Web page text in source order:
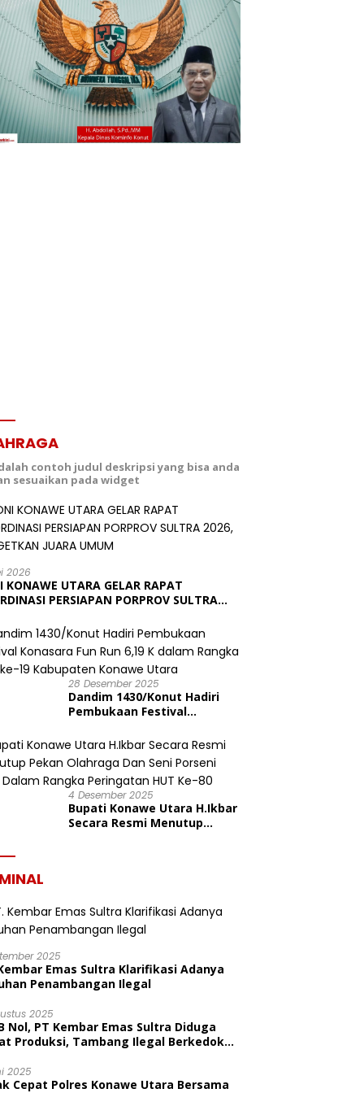
contoh judul deskripsi yang bisa anda
sesuaikan pada widget
2026
KONAWE UTARA GELAR RAPAT
PERSIAPAN PORPROV SULTRA
28 Desember 2025
Dandim 1430/Konut Hadiri
Pembukaan Festival
dalam Rangka HUT ke-19
Kabupaten Konawe Utara
4 Desember 2025
Bupati Konawe Utara H.Ikbar
Secara Resmi Menutup
2025
Emas Sultra Klarifikasi Adanya
Penambangan Ilegal
2025
Nol, PT Kembar Emas Sultra Diduga
Produksi, Tambang Ilegal Berkedok
2025
Cepat Polres Konawe Utara Bersama